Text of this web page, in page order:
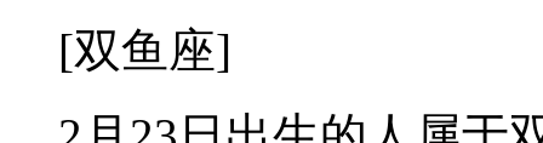
[双鱼座]